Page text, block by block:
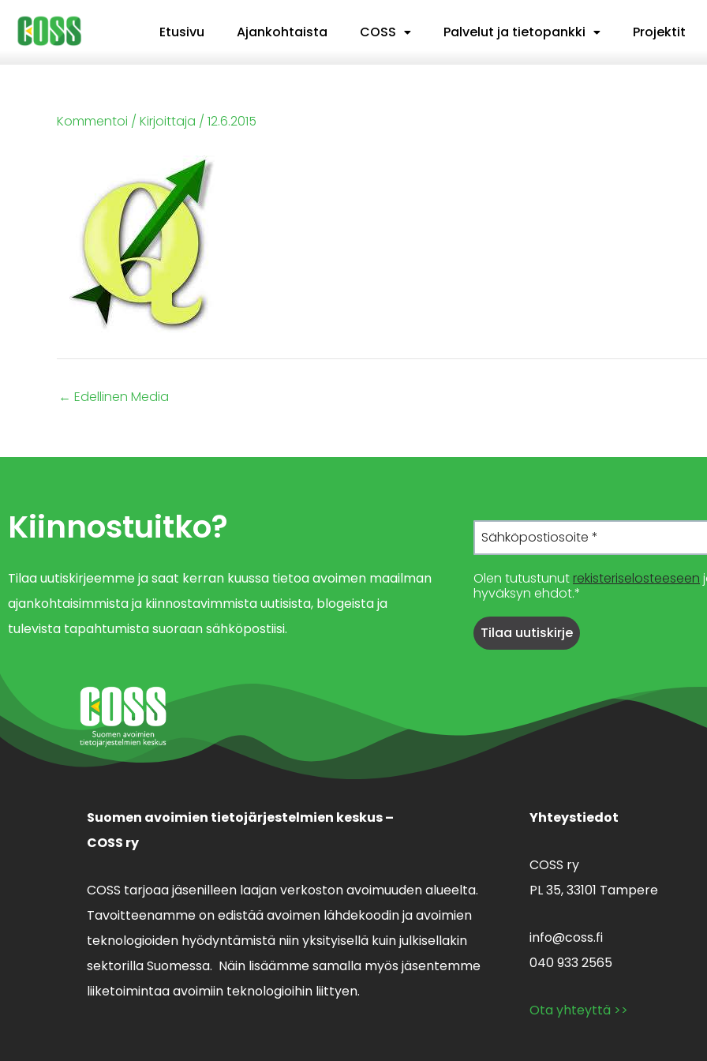
Siirry
sisältöön
Etusivu Ajankohtaista COSS Palvelut ja tietopankki Projektit
Kommentoi / Kirjoittaja / 12.6.2015
← Edellinen Media
Kiinnostuitko?
Tilaa uutiskirjeemme ja saat kerran kuussa tietoa avoimen maailman
ajankohtaisimmista ja kiinnostavimmista uutisista, blogeista ja
tulevista tapahtumista suoraan sähköpostiisi.
Olen tutustunut rekisteriselosteeseen
hyväksyn ehdot.*
Suomen avoimien tietojärjestelmien keskus –
COSS ry
COSS tarjoaa jäsenilleen laajan verkoston avoimuuden alueelta.
Tavoitteenamme on edistää avoimen lähdekoodin ja avoimien
teknologioiden hyödyntämistä niin yksityisellä kuin julkisellakin
sektorilla Suomessa. Näin lisäämme samalla myös jäsentemme
liiketoimintaa avoimiin teknologioihin liittyen.
Yhteystiedot
COSS ry
PL 35,33101 Tampere
info@coss.fi
040 933 2565
Ota yhteyttä >>